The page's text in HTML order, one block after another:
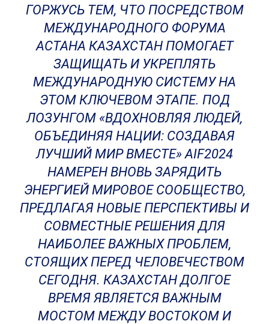
ГОРЖУСЬ ТЕМ, ЧТО ПОСРЕДСТВОМ
МЕЖДУНАРОДНОГО ФОРУМА
АСТАНА КАЗАХСТАН ПОМОГАЕТ
ЗАЩИЩАТЬ И УКРЕПЛЯТЬ
МЕЖДУНАРОДНУЮ СИСТЕМУ НА
ЭТОМ КЛЮЧЕВОМ ЭТАПЕ. ПОД
ЛОЗУНГОМ «ВДОХНОВЛЯЯ ЛЮДЕЙ,
ОБЪЕДИНЯЯ НАЦИИ: СОЗДАВАЯ
ЛУЧШИЙ МИР ВМЕСТЕ» AIF2024
НАМЕРЕН ВНОВЬ ЗАРЯДИТЬ
ЭНЕРГИЕЙ МИРОВОЕ СООБЩЕСТВО,
ПРЕДЛАГАЯ НОВЫЕ ПЕРСПЕКТИВЫ И
СОВМЕСТНЫЕ РЕШЕНИЯ ДЛЯ
НАИБОЛЕЕ ВАЖНЫХ ПРОБЛЕМ,
СТОЯЩИХ ПЕРЕД ЧЕЛОВЕЧЕСТВОМ
СЕГОДНЯ. КАЗАХСТАН ДОЛГОЕ
ВРЕМЯ ЯВЛЯЕТСЯ ВАЖНЫМ
МОСТОМ МЕЖДУ ВОСТОКОМ И